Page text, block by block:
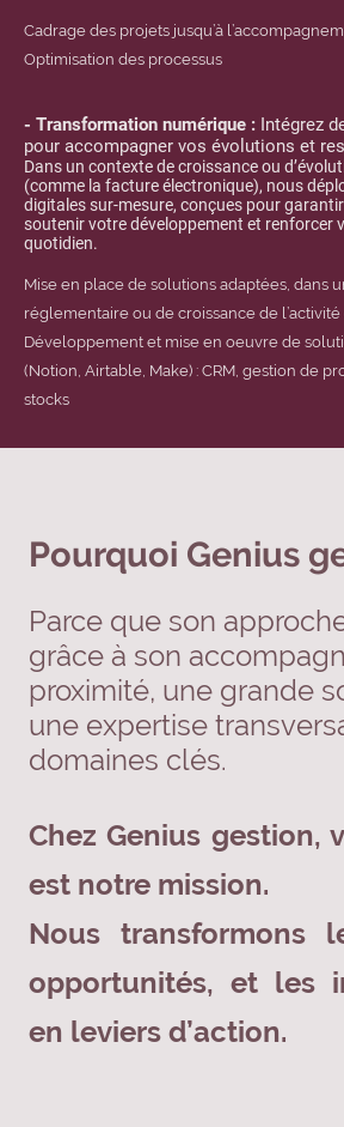
Cadrage des projets jusqu’à
Optimisation des processus
- Transformation numérique : Intégrez
pour accompagner vos évolutions et
Dans un contexte de croissance ou
(comme la facture électronique), nous
digitales sur-mesure, conçues pour
soutenir votre développement et renforcer
quotidien.
Mise en place de solutions adaptées, dans
réglementaire ou de croissance de
Développement et mise en oeuvre de
(Notion, Airtable, Make) : CRM, gestion de
stocks
Pourquoi Genius
Parce que son
grâce à son
proximité, une grande
une expertise
domaines clés.
Chez Genius gestion,
est notre mission.
Nous transformons
opportunités, et les
en leviers d’action.